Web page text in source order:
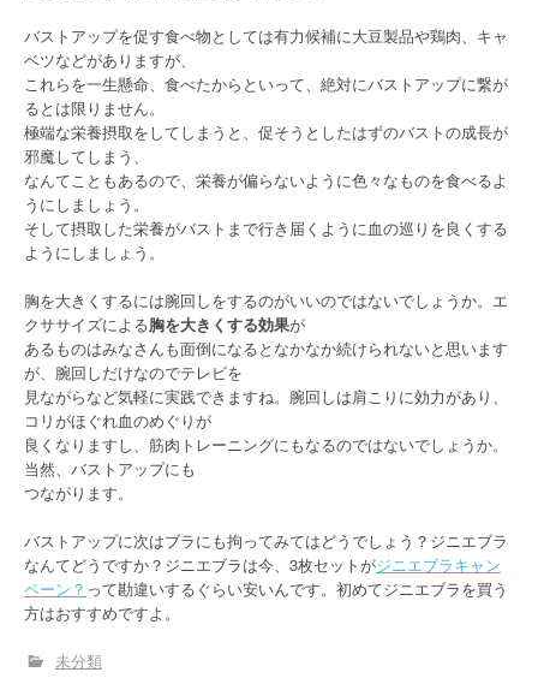
バストアップを促す食べ物としては有力候補に大豆製品や鶏肉、キャ
ベツなどがありますが、
これらを一生懸命、食べたからといって、絶対にバストアップに繋が
るとは限りません。
極端な栄養摂取をしてしまうと、促そうとしたはずのバストの成長が
邪魔してしまう、
なんてこともあるので、栄養が偏らないように色々なものを食べるよ
うにしましょう。
そして摂取した栄養がバストまで行き届くように血の巡りを良くする
ようにしましょう。
胸を大きくするには腕回しをするのがいいのではないでしょうか。エ
クササイズによる胸を大きくする効果が
あるものはみなさんも面倒になるとなかなか続けられないと思います
が、腕回しだけなのでテレビを
見ながらなど気軽に実践できますね。腕回しは肩こりに効力があり、
コリがほぐれ血のめぐりが
良くなりますし、筋肉トレーニングにもなるのではないでしょうか。
当然、バストアップにも
つながります。
バストアップに次はブラにも拘ってみてはどうでしょう？ジニエブラ
なんてどうですか？ジニエブラは今、3枚セットがジニエブラキャン
ペーン？ って勘違いするぐらい安いんです。初めてジニエブラを買う
方はおすすめですよ。
未分類